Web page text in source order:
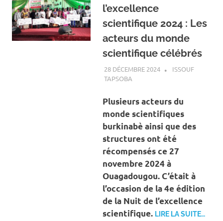
l’excellence
scientifique 2024 : Les
acteurs du monde
scientifique célébrés
28 DÉCEMBRE 2024
ISSOUF
TAPSOBA
Plusieurs acteurs du
monde scientifiques
burkinabè ainsi que des
structures ont été
récompensés ce 27
novembre 2024 à
Ouagadougou. C’était à
l’occasion de la 4e édition
de la Nuit de l’excellence
scientifique. LIRE LA SUITE…